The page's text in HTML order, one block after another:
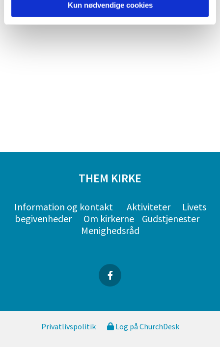
Kun nødvendige cookies
THEM KIRKE
Information og kontakt Aktiviteter
Livets
begivenheder
Om kirkerne
Gudstjenester
Menighedsråd
Privatlivspolitik Log på ChurchDesk